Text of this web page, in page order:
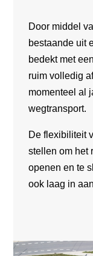
Door middel
bestaande uit
bedekt met
ruim volledig
momenteel al
wegtransport.
De flexibiliteit
stellen om het
openen en te
ook laag in